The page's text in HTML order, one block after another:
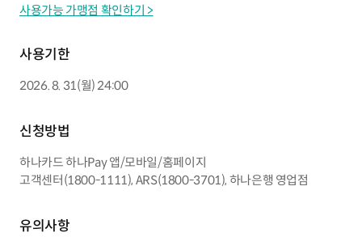
사용가능 가맹점 확인하기 >
사용기한
2026. 8. 31(월) 24:00
신청방법
하나카드 하나Pay 앱/모바일/홈페이지
고객센터(1800-1111), ARS(1800-3701), 하나은행 영업점
유의사항